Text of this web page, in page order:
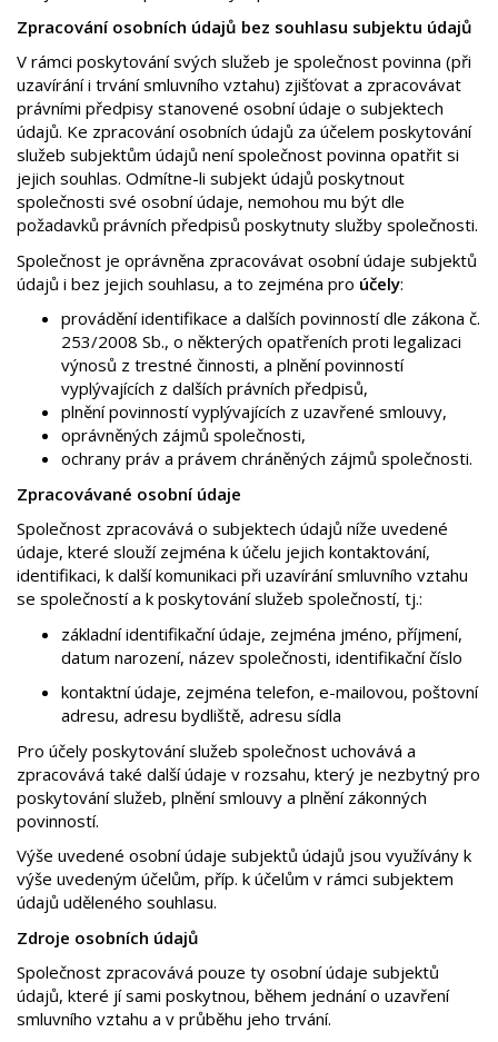
Zpracování osobních údajů bez souhlasu subjektu údajů
V rámci poskytování svých služeb je společnost povinna (při
uzavírání i trvání smluvního vztahu) zjišťovat a zpracovávat
právními předpisy stanovené osobní údaje o subjektech
údajů. Ke zpracování osobních údajů za účelem poskytování
služeb subjektům údajů není společnost povinna opatřit si
jejich souhlas. Odmítne-li subjekt údajů poskytnout
společnosti své osobní údaje, nemohou mu být dle
požadavků právních předpisů poskytnuty služby společnosti.
Společnost je oprávněna zpracovávat osobní údaje subjektů
údajů i bez jejich souhlasu, a to zejména pro účely:
provádění identifikace a dalších povinností dle zákona č.
253/2008 Sb., o některých opatřeních proti legalizaci
výnosů z trestné činnosti, a plnění povinností
vyplývajících z dalších právních předpisů,
plnění povinností vyplývajících z uzavřené smlouvy,
oprávněných zájmů společnosti,
ochrany práv a právem chráněných zájmů společnosti.
Zpracovávané osobní údaje
Společnost zpracovává o subjektech údajů níže uvedené
údaje, které slouží zejména k účelu jejich kontaktování,
identifikaci, k další komunikaci při uzavírání smluvního vztahu
se společností a k poskytování služeb společností, tj.:
základní identifikační údaje, zejména jméno, příjmení,
datum narození, název společnosti, identifikační číslo
kontaktní údaje, zejména telefon, e-mailovou, poštovní
adresu, adresu bydliště, adresu sídla
Pro účely poskytování služeb společnost uchovává a
zpracovává také další údaje v rozsahu, který je nezbytný pro
poskytování služeb, plnění smlouvy a plnění zákonných
povinností.
Výše uvedené osobní údaje subjektů údajů jsou využívány k
výše uvedeným účelům, příp. k účelům v rámci subjektem
údajů uděleného souhlasu.
Zdroje osobních údajů
Společnost zpracovává pouze ty osobní údaje subjektů
údajů, které jí sami poskytnou, během jednání o uzavření
smluvního vztahu a v průběhu jeho trvání.